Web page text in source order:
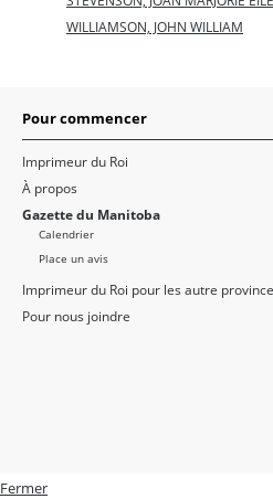
WILLIAMSON, JOHN WILLIAM
Pour commencer
Imprimeur du Roi
À propos
Gazette du Manitoba
Calendrier
Place un avis
Imprimeur du Roi pour les autre
Pour nous joindre
Fermer